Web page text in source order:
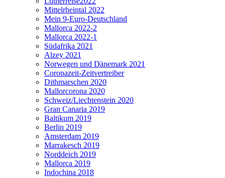
Mittelrheintal 2022
Mein 9-Euro-Deutschland
Mallorca 2022-2
Mallorca 2022-1
Südafrika 2021
Alzey 2021
Norwegen und Dänemark 2021
Coronazeit-Zeitvertreiber
Dithmarschen 2020
Mallorcorona 2020
Schweiz/Liechtenstein 2020
Gran Canaria 2019
Baltikum 2019
Berlin 2019
Amsterdam 2019
Marrakesch 2019
Norddeich 2019
Mallorca 2019
Indochina 2018